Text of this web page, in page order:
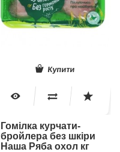
Купити
Гомілка курчати-
бройлера без шкіри
Наша Ряба охол кг